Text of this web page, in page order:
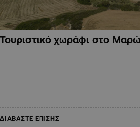
Τουριστικό χωράφι στο
ΔΙΑΒΑΣΤΕ ΕΠΙΣΗΣ